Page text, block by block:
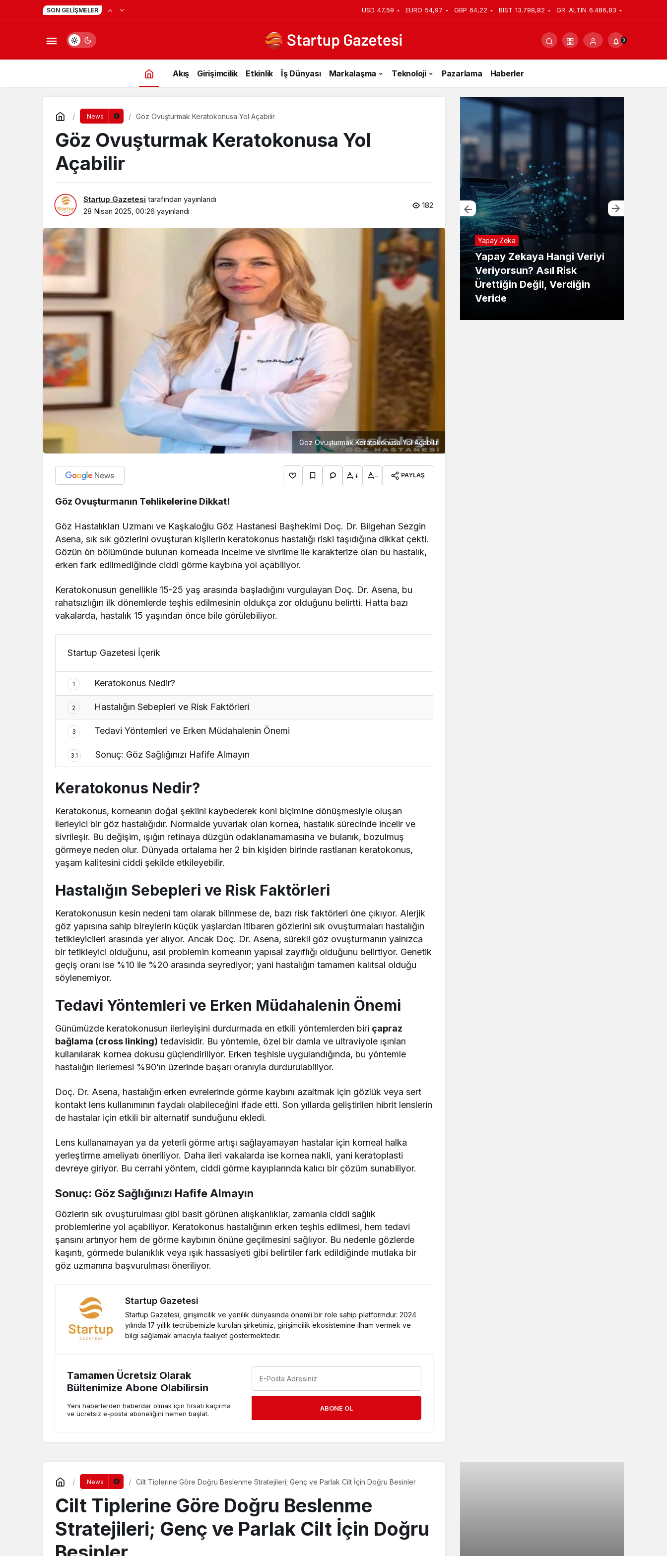
SON GELIŞMELER USD 47,59 EURO 54,97 GBP 64,22 BIST 13.798,82 GR. ALTIN 6.486,83
0
Akış Girişimcilik Etkinlik İş Dünyası Markalaşma Teknoloji Pazarlama Haberler
News Göz Ovuşturmak Keratokonusa Yol Açabilir
Göz Ovuşturmak Keratokonusa Yol
Açabilir
Startup Gazetesi tarafından yayınlandı
28 Nisan 2025, 00:26 yayınlandı
182
Göz Ovuşturmak Keratokonusa Yol Açabilir
+ - PAYLAŞ
Göz Ovuşturmanın Tehlikelerine Dikkat!
Göz Hastalıkları Uzmanı ve Kaşkaloğlu Göz Hastanesi Başhekimi Doç. Dr. Bilgehan Sezgin
Asena, sık sık gözlerini ovuşturan kişilerin keratokonus hastalığı riski taşıdığına dikkat çekti.
Gözün ön bölümünde bulunan korneada incelme ve sivrilme ile karakterize olan bu hastalık,
erken fark edilmediğinde ciddi görme kaybına yol açabiliyor.
Keratokonusun genellikle 15-25 yaş arasında başladığını vurgulayan Doç. Dr. Asena, bu
rahatsızlığın ilk dönemlerde teşhis edilmesinin oldukça zor olduğunu belirtti. Hatta bazı
vakalarda, hastalık 15 yaşından önce bile görülebiliyor.
Startup Gazetesi İçerik
1 Keratokonus Nedir?
2 Hastalığın Sebepleri ve Risk Faktörleri
3 Tedavi Yöntemleri ve Erken Müdahalenin Önemi
3.1 Sonuç: Göz Sağlığınızı Hafife Almayın
Keratokonus Nedir?
Keratokonus, korneanın doğal şeklini kaybederek koni biçimine dönüşmesiyle oluşan
ilerleyici bir göz hastalığıdır. Normalde yuvarlak olan kornea, hastalık sürecinde incelir ve
sivrileşir. Bu değişim, ışığın retinaya düzgün odaklanamamasına ve bulanık, bozulmuş
görmeye neden olur. Dünyada ortalama her 2 bin kişiden birinde rastlanan keratokonus,
yaşam kalitesini ciddi şekilde etkileyebilir.
Hastalığın Sebepleri ve Risk Faktörleri
Keratokonusun kesin nedeni tam olarak bilinmese de, bazı risk faktörleri öne çıkıyor. Alerjik
göz yapısına sahip bireylerin küçük yaşlardan itibaren gözlerini sık ovuşturmaları hastalığın
tetikleyicileri arasında yer alıyor. Ancak Doç. Dr. Asena, sürekli göz ovuşturmanın yalnızca
bir tetikleyici olduğunu, asıl problemin korneanın yapısal zayıflığı olduğunu belirtiyor. Genetik
geçiş oranı ise %10 ile %20 arasında seyrediyor; yani hastalığın tamamen kalıtsal olduğu
söylenemiyor.
Tedavi Yöntemleri ve Erken Müdahalenin Önemi
Günümüzde keratokonusun ilerleyişini durdurmada en etkili yöntemlerden biri çapraz
bağlama (cross linking) tedavisidir. Bu yöntemle, özel bir damla ve ultraviyole ışınları
kullanılarak kornea dokusu güçlendiriliyor. Erken teşhisle uygulandığında, bu yöntemle
hastalığın ilerlemesi %90’ın üzerinde başarı oranıyla durdurulabiliyor.
Doç. Dr. Asena, hastalığın erken evrelerinde görme kaybını azaltmak için gözlük veya sert
kontakt lens kullanımının faydalı olabileceğini ifade etti. Son yıllarda geliştirilen hibrit lenslerin
de hastalar için etkili bir alternatif sunduğunu ekledi.
Lens kullanamayan ya da yeterli görme artışı sağlayamayan hastalar için korneal halka
yerleştirme ameliyatı öneriliyor. Daha ileri vakalarda ise kornea nakli, yani keratoplasti
devreye giriyor. Bu cerrahi yöntem, ciddi görme kayıplarında kalıcı bir çözüm sunabiliyor.
Sonuç: Göz Sağlığınızı Hafife Almayın
Gözlerin sık ovuşturulması gibi basit görünen alışkanlıklar, zamanla ciddi sağlık
problemlerine yol açabiliyor. Keratokonus hastalığının erken teşhis edilmesi, hem tedavi
şansını artırıyor hem de görme kaybının önüne geçilmesini sağlıyor. Bu nedenle gözlerde
kaşıntı, görmede bulanıklık veya ışık hassasiyeti gibi belirtiler fark edildiğinde mutlaka bir
göz uzmanına başvurulması öneriliyor.
Startup Gazetesi
Startup Gazetesi, girişimcilik ve yenilik dünyasında önemli bir role sahip platformdur. 2024
yılında 17 yıllık tecrübemizle kurulan şirketimiz, girişimcilik ekosistemine ilham vermek ve
bilgi sağlamak amacıyla faaliyet göstermektedir.
Tamamen Ücretsiz Olarak
Bültenimize Abone Olabilirsin
Yeni haberlerden haberdar olmak için fırsatı kaçırma
ve ücretsiz e-posta aboneliğini hemen başlat.
ABONE OL
Mürsel Ferhat Sağlam Tek
Rumeli Tv’de Marka
Atölyesi Programına Konuk
Oldu
Yapay Zeka
Yapay Zekaya Hangi Veriyi
Veriyorsun? Asıl Risk
Ürettiğin Değil, Verdiğin
Veride
News Cilt Tiplerine Göre Doğru Beslenme Stratejileri; Genç ve Parlak Cilt İçin Doğru Besinler
Cilt Tiplerine Göre Doğru Beslenme
Stratejileri; Genç ve Parlak Cilt İçin Doğru